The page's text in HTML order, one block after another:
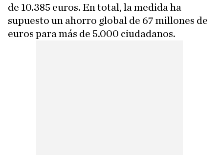
de 10.385 euros. En total, la medida ha
supuesto un ahorro global de 67 millones de
euros para más de 5.000 ciudadanos.